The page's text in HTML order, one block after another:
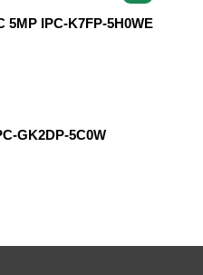
5MP IPC-K7FP-5H0WE
GK2DP-5C0W